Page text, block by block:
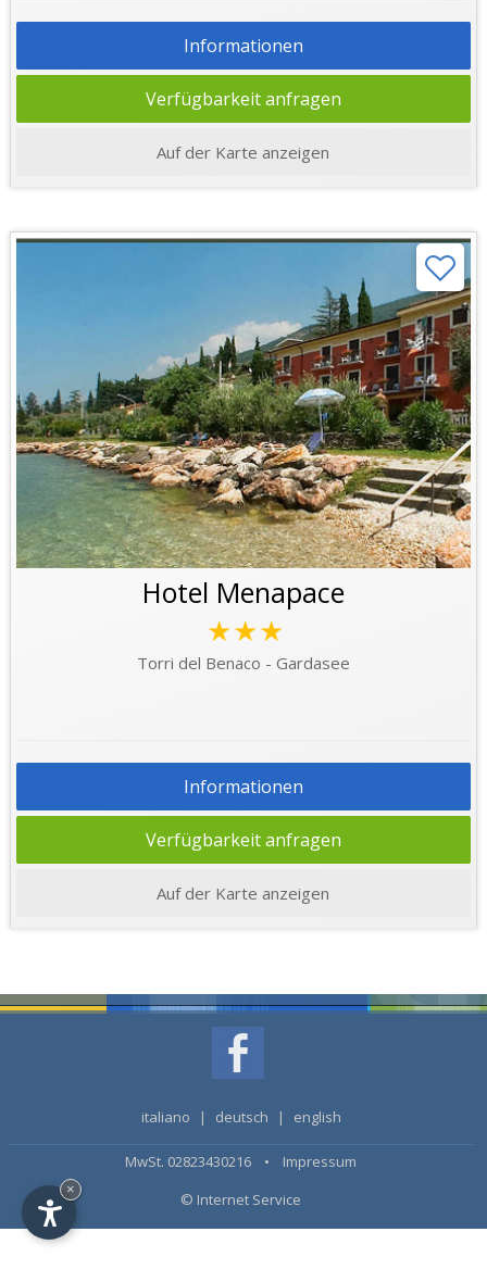
Informationen
Verfügbarkeit anfragen
Auf der Karte anzeigen
Hotel Menapace
★★★
Torri del Benaco - Gardasee
Informationen
Verfügbarkeit anfragen
Auf der Karte anzeigen
italiano | deutsch | english
MwSt. 02823430216 • Impressum
© Internet Service
×